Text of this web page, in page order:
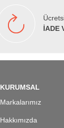
İADE
KURUMSAL
Markalarımız
Hakkımızda